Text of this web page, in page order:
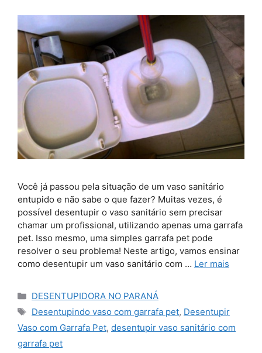
Você já passou pela situação de um vaso sanitário
entupido e não sabe o que fazer? Muitas vezes, é
possível desentupir o vaso sanitário sem precisar
chamar um profissional, utilizando apenas uma garrafa
pet. Isso mesmo, uma simples garrafa pet pode
resolver o seu problema! Neste artigo, vamos ensinar
como desentupir um vaso sanitário com … Ler mais
Categorias
DESENTUPIDORA NO PARANÁ
Tags
Desentupindo vaso com garrafa pet, Desentupir
Vaso com Garrafa Pet, desentupir vaso sanitário com
garrafa pet